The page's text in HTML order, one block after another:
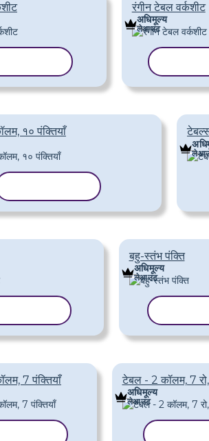
रंगीन टेबल वर्कशीट
अधिमूल्य
लेआउट
१० पंक्तियाँ
बहु-स्तंभ पंक्ति
अधिमूल्य
लेआउट
7 पंक्तियाँ टेबल - 2 कॉलम, 7 रो,
अधिमूल्य
लेआउट